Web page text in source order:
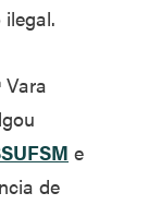
Vara
e
de